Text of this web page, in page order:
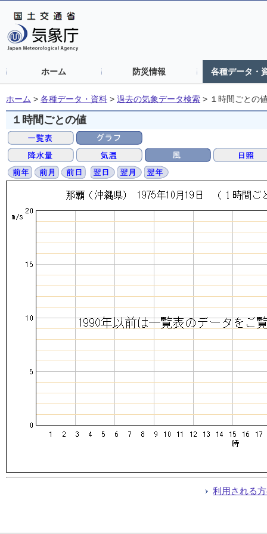
ホーム 防災情報 各種データ・
ホーム > 各種データ・資料 > 過去の気象データ検索 > １時間ごとの
１時間ごとの値
利用される